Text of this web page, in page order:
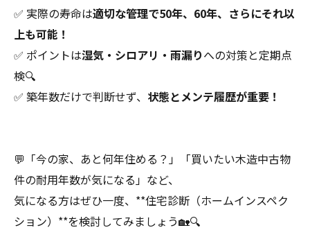
✅ 実際の寿命は適切な管理で50年、60年、さらにそれ以
上も可能！
✅ ポイントは湿気・シロアリ・雨漏りへの対策と定期点
検🔍
✅ 築年数だけで判断せず、 状態とメンテ履歴が重要！
💬「今の家、あと何年住める？」「買いたい木造中古物
件の耐用年数が気になる」など、
気になる方はぜひ一度、**住宅診断（ホームインスペク
ション）**を検討してみましょう🏡🔍